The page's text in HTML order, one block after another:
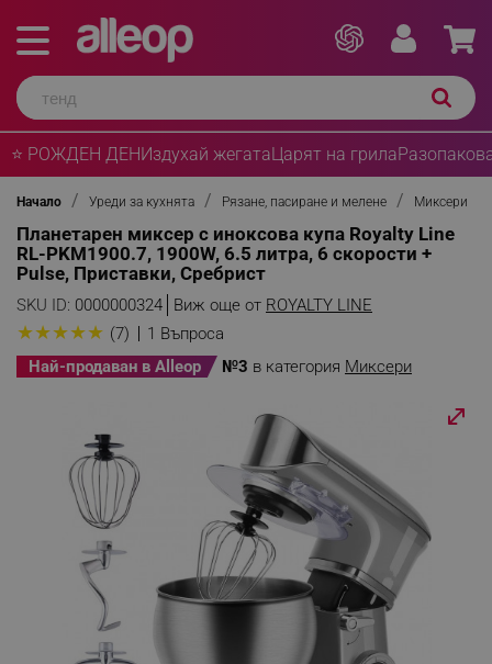
⭐ РОЖДЕН ДЕНИздухай жегатаЦарят на грила
Начало Уреди за кухнята Рязане, пасиране и мелене Миксери
Планетарен миксер с иноксова купа Royalty Line
RL-PKM1900.7, 1900W, 6.5 литра, 6 скорости +
Pulse, Приставки, Сребрист
SKU ID: 0000000324 Виж още от ROYALTY LINE
★★★★★ (7)
1 Въпроса
Най-продаван в Alleop
№3 в категория Миксери